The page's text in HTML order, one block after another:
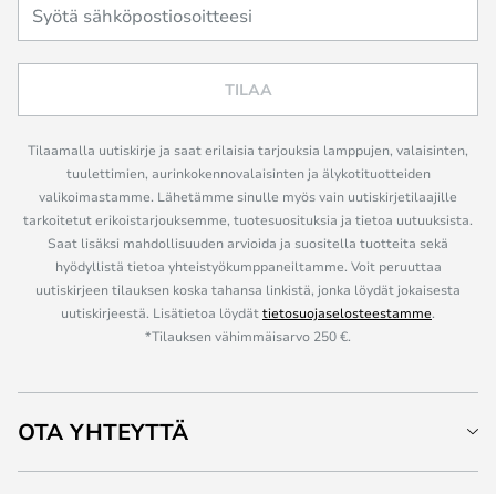
TILAA
Tilaamalla uutiskirje ja saat erilaisia tarjouksia lamppujen, valaisinten,
tuulettimien, aurinkokennovalaisinten ja älykotituotteiden
valikoimastamme. Lähetämme sinulle myös vain uutiskirjetilaajille
tarkoitetut erikoistarjouksemme, tuotesuosituksia ja tietoa uutuuksista.
Saat lisäksi mahdollisuuden arvioida ja suositella tuotteita sekä
hyödyllistä tietoa yhteistyökumppaneiltamme. Voit peruuttaa
uutiskirjeen tilauksen koska tahansa linkistä, jonka löydät jokaisesta
uutiskirjeestä. Lisätietoa löydättietosuojaselosteestamme.
*Tilauksen vähimmäisarvo 250 €.
OTA YHTEYTTÄ